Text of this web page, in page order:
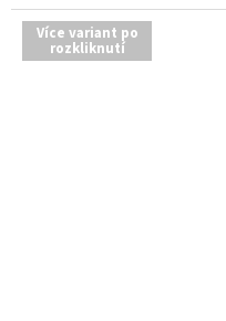
Více variant po
rozkliknutí